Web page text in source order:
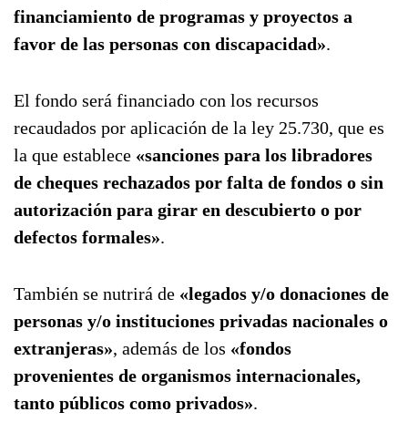
financiamiento de programas y proyectos a
favor de las personas con discapacidad».
El fondo será financiado con los recursos
recaudados por aplicación de la ley 25.730, que es
la que establece «sanciones para los libradores
de cheques rechazados por falta de fondos o sin
autorización para girar en descubierto o por
defectos formales».
También se nutrirá de «legados y/o donaciones de
personas y/o instituciones privadas nacionales o
extranjeras», además de los «fondos
provenientes de organismos internacionales,
tanto públicos como privados».